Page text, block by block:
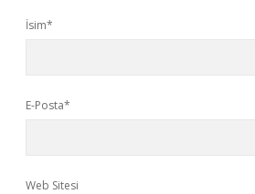
İsim*
E-Posta*
Web Sitesi